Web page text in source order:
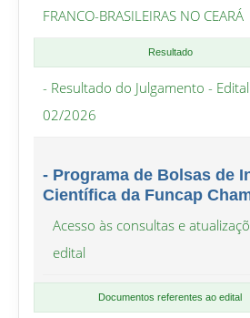
FRANCO-BRASILEIRAS NO CEARÁ
Resultado
- Resultado do Julgamento -
02/2026
- Programa de Bolsas de
Científica da Funcap
Acesso às consultas e
edital
Documentos referentes ao edital